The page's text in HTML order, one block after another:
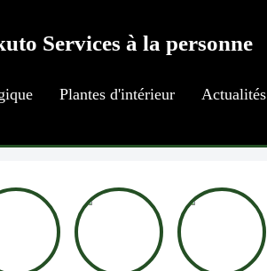
Services à la personne
Plantes d'intérieur Actualités